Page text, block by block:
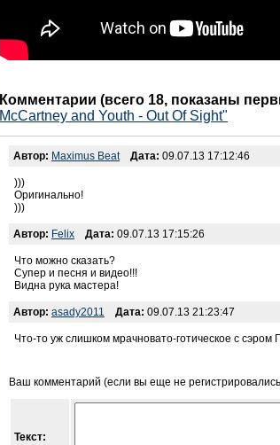
Комментарии (всего 18, показаны
McCartney and Youth - Out Of Sight"
Автор: Maximus Beat Дата: 09.07.13 17:12:46
)))
Оригинально!
)))
Автор: Felix Дата: 09.07.13 17:15:26
Что можно сказать?
Супер и песня и видео!!!
Видна рука мастера!
Автор: asady2011 Дата: 09.07.13 21:23:47
Что-то уж слишком мрачновато-готическое с сэром
Ваш комментарий (если вы еще не
Текст: